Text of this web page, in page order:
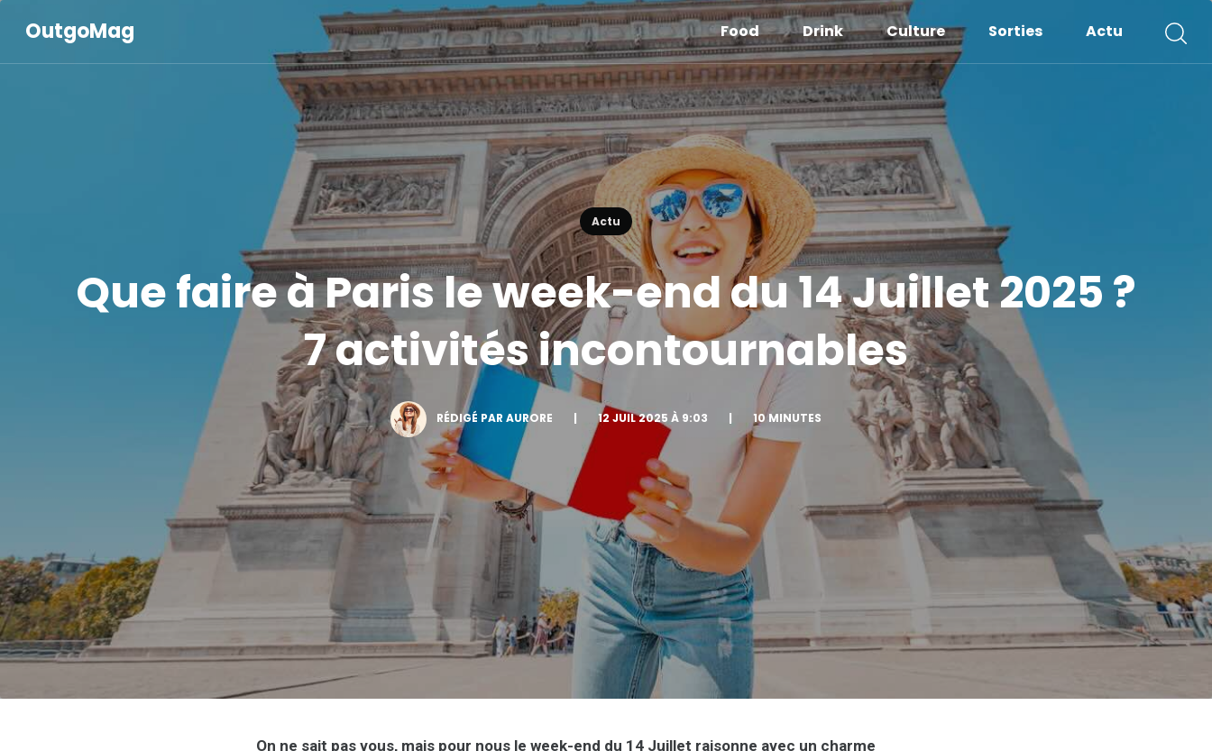
OutgoMag Food Drink Culture Sorties Actu
Actu
Que faire à Paris le week-end du 14 Juillet 2025 ?
7 activités incontournables
RÉDIGÉ PAR AURORE | 12 JUIL 2025 À 9:03 | 10 MINUTES
On ne sait pas vous, mais pour nous le week-end du 14 Juillet raisonne avec un charme